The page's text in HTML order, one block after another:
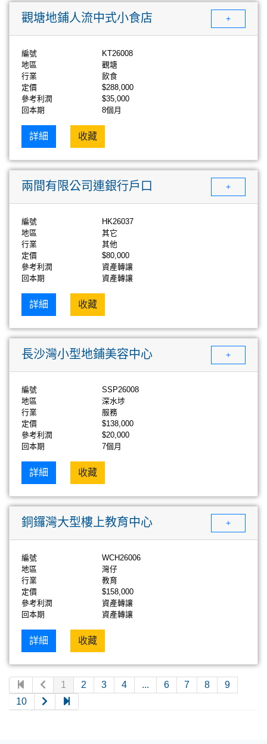
觀塘地鋪人流中式小食店 +
編號
KT26008
地區
觀塘
行業
飲食
定價
$288,000
參考利潤
$35,000
回本期
8個月
詳細 收藏
兩間有限公司連銀行戶口 +
編號
HK26037
地區
其它
行業
其他
定價
$80,000
參考利潤
資產轉讓
回本期
資產轉讓
詳細 收藏
長沙灣小型地鋪美容中心 +
編號
SSP26008
地區
深水埗
行業
服務
定價
$138,000
參考利潤
$20,000
回本期
7個月
詳細 收藏
銅鑼灣大型樓上教育中心 +
編號
WCH26006
地區
灣仔
行業
教育
定價
$158,000
參考利潤
資產轉讓
回本期
資產轉讓
詳細 收藏
1 2 3 4 ... 6 7 8
9
10